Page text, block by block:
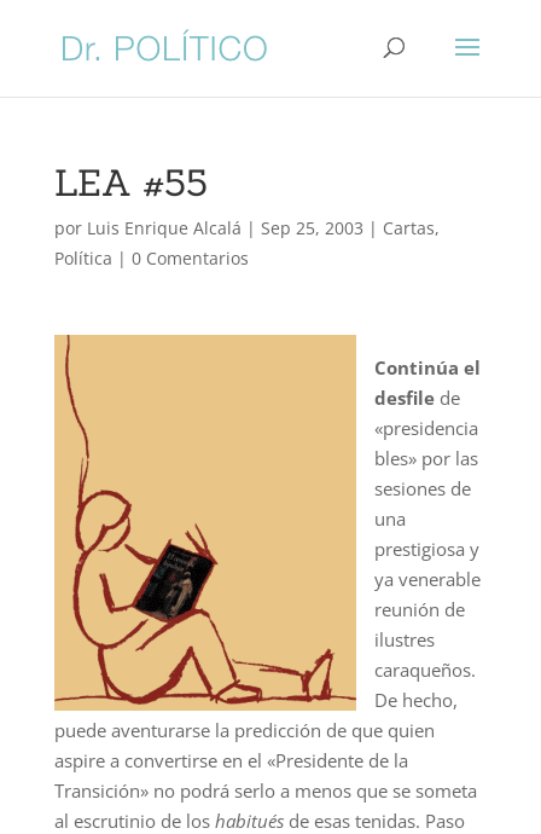
LEA #55
por Luis Enrique Alcalá | Sep 25, 2003 | Cartas,
Política | 0 Comentarios
Continúa el
desfilede
«presidencia
bles» por las
sesiones de
una
prestigiosa y
ya venerable
reunión de
ilustres
caraqueños.
De hecho,
puede aventurarse la predicción de que quien
aspire a convertirse en el «Presidente de la
Transición» no podrá serlo a menos que se someta
al escrutinio de los habituésde esas tenidas. Paso